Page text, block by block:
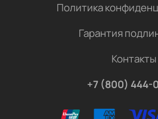
Политика
Гарантия
Контакты
+7 (800) 444-